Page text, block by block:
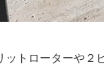
トローターや２